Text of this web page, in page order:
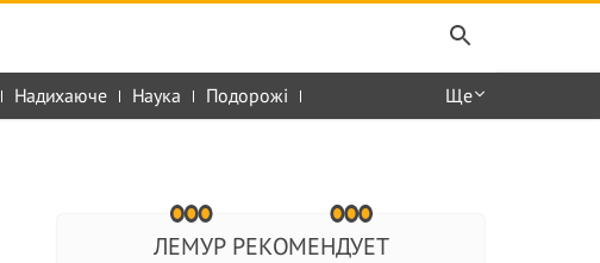
Надихаюче Наука Подорожі Ще
ЛЕМУР РЕКОМЕНДУЕТ